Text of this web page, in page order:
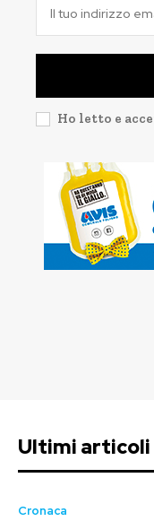
Ho letto e
Ultimi articoli
Cronaca